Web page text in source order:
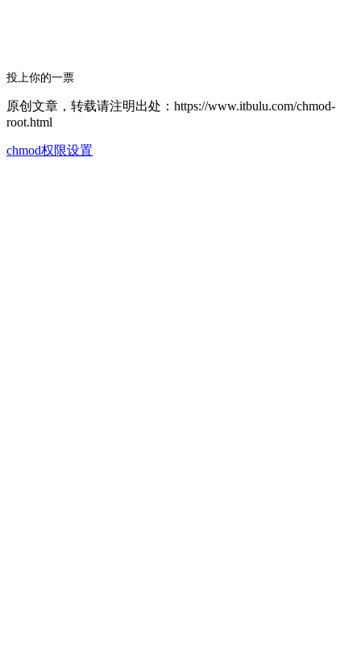
投上你的一票
原创文章，转载请注明出处：https://www.itbulu.com/chmod-
root.html
chmod权限设置